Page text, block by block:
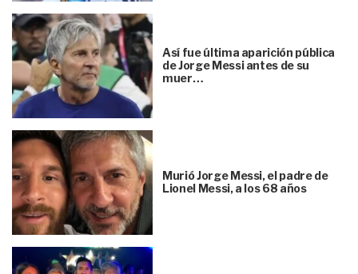
Así fue última aparición pública
de Jorge Messi antes de su
muer…
Murió Jorge Messi, el padre de
Lionel Messi, a los 68 años